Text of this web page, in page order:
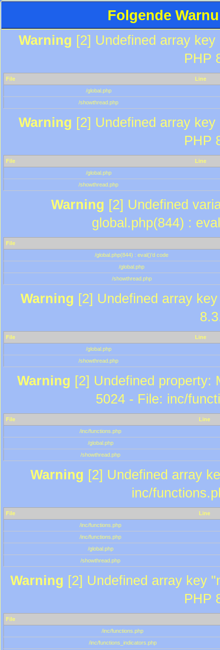
Folgende
Warning [2] Undefined array
PHP
File
Line
/global.php
/showthread.php
Warning [2] Undefined array
PHP
File
Line
/global.php
/showthread.php
Warning [2] Undefined
global.php(844) :
File
/global.php(844) : eval()'d code
/global.php
/showthread.php
Warning [2] Undefined array
File
Line
/global.php
/showthread.php
Warning [2] Undefined property:
5024 - File: inc/
File
Line
/inc/functions.php
/global.php
/showthread.php
Warning [2] Undefined array
inc/
File
Line
/inc/functions.php
/inc/functions.php
/global.php
/showthread.php
Warning [2] Undefined array key
PHP
File
/inc/functions.php
/inc/functions_indicators.php